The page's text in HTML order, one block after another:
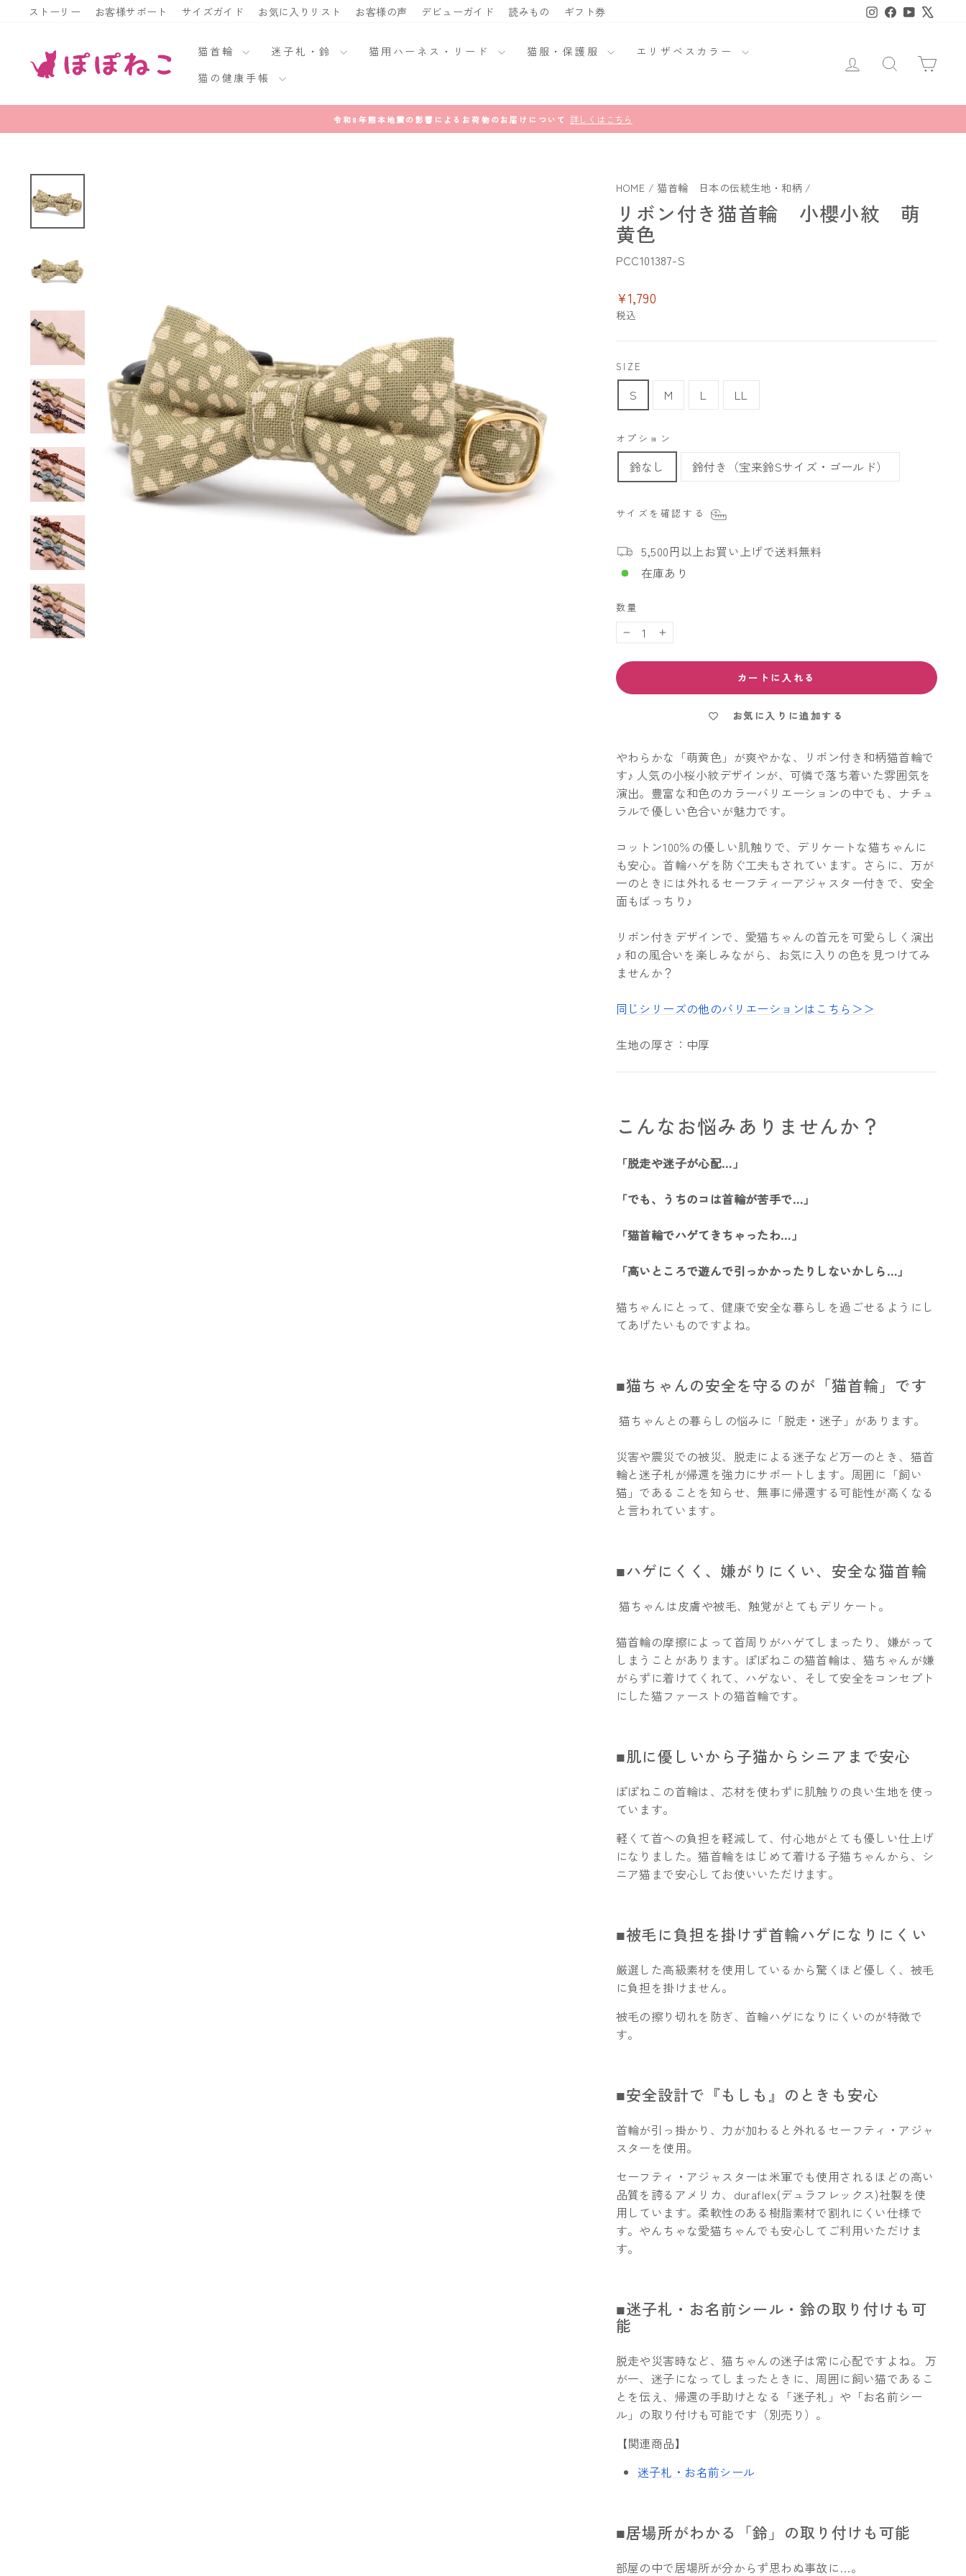
ストーリー お客様サポート サイズガイド お気に入りリスト お客様の声 デビューガイド 読みもの ギフト券 Instagram
Facebook
YouTube
猫首輪 迷子札・鈴 猫用ハーネス・リード 猫服・保護服
エリザベスカラー
猫の健康手帳
ログイン 商品・読
令和8年熊本地震の影響によるお荷物のお届けについて 詳しくはこちら
HOME / 猫首輪 日本の伝統生地・和柄 /
リボン付き猫首輪 小櫻小紋 萌
黄色
PCC101387-S
通
常
¥1,790
税込
SIZE
S M L LL
オプション
鈴なし 鈴付き（宝来鈴Sサイズ・ゴールド）
サイズを確認する
5,500円以上お買い上げで送料無料
在庫あり
数量
− +
カートに入れる
お気に入りに追加する
やわらかな「萌黄色」が爽やかな、リボン付き和柄猫首輪で
す♪ 人気の小桜小紋デザインが、可憐で落ち着いた雰囲気を
演出。豊富な和色のカラーバリエーションの中でも、ナチュ
ラルで優しい色合いが魅力です。
コットン100％の優しい肌触りで、デリケートな猫ちゃんに
も安心。首輪ハゲを防ぐ工夫もされています。さらに、万が
一のときには外れるセーフティーアジャスター付きで、安全
面もばっちり♪
リボン付きデザインで、愛猫ちゃんの首元を可愛らしく演出
♪ 和の風合いを楽しみながら、お気に入りの色を見つけてみ
ませんか？
同じシリーズの他のバリエーションはこちら＞＞
生地の厚さ：中厚
こんなお悩みありませんか？
「脱走や迷子が心配…」
「でも、うちのコは首輪が苦手で…」
「猫首輪でハゲてきちゃったわ…」
「高いところで遊んで引っかかったりしないかしら…」
猫ちゃんにとって、健康で安全な暮らしを過ごせるようにし
てあげたいものですよね。
■猫ちゃんの安全を守るのが「猫首輪」です
猫ちゃんとの暮らしの悩みに「脱走・迷子」があります。
災害や震災での被災、脱走による迷子など万一のとき、猫首
輪と迷子札が帰還を強力にサポートします。周囲に「飼い
猫」であることを知らせ、無事に帰還する可能性が高くなる
と言われています。
■ハゲにくく、嫌がりにくい、安全な猫首輪
猫ちゃんは皮膚や被毛、触覚がとてもデリケート。
猫首輪の摩擦によって首周りがハゲてしまったり、嫌がって
しまうことがあります。ぽぽねこの猫首輪は、猫ちゃんが嫌
がらずに着けてくれて、ハゲない、そして安全をコンセプト
にした猫ファーストの猫首輪です。
■肌に優しいから子猫からシニアまで安心
ぽぽねこの首輪は、芯材を使わずに肌触りの良い生地を使っ
ています。
軽くて首への負担を軽減して、付心地がとても優しい仕上げ
になりました。猫首輪をはじめて着ける子猫ちゃんから、シ
ニア猫まで安心してお使いいただけます。
■被毛に負担を掛けず首輪ハゲになりにくい
厳選した高級素材を使用しているから驚くほど優しく、被毛
に負担を掛けません。
被毛の擦り切れを防ぎ、首輪ハゲになりにくいのが特徴で
す。
■安全設計で『もしも』のときも安心
首輪が引っ掛かり、力が加わると外れるセーフティ・アジャ
スターを使用。
セーフティ・アジャスターは米軍でも使用されるほどの高い
品質を誇るアメリカ、duraflex(デュラフレックス)社製を使
用しています。柔軟性のある樹脂素材で割れにくい仕様で
す。やんちゃな愛猫ちゃんでも安心してご利用いただけま
す。
■迷子札・お名前シール・鈴の取り付けも可
能
脱走や災害時など、猫ちゃんの迷子は常に心配ですよね。 万
が一、迷子になってしまったときに、周囲に飼い猫であるこ
とを伝え、帰還の手助けとなる「迷子札」や「お名前シー
ル」の取り付けも可能です（別売り）。
【関連商品】
迷子札・ お名前シール
■居場所がわかる「鈴」の取り付けも可能
部屋の中で居場所が分からず思わぬ事故に…。